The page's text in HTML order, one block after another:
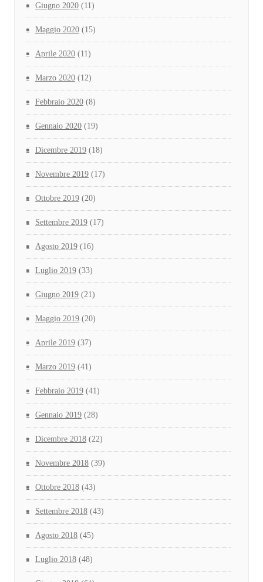
Giugno 2020 (11)
Maggio 2020 (15)
Aprile 2020 (11)
Marzo 2020 (12)
Febbraio 2020 (8)
Gennaio 2020 (19)
Dicembre 2019 (18)
Novembre 2019 (17)
Ottobre 2019 (20)
Settembre 2019 (17)
Agosto 2019 (16)
Luglio 2019 (33)
Giugno 2019 (21)
Maggio 2019 (20)
Aprile 2019 (37)
Marzo 2019 (41)
Febbraio 2019 (41)
Gennaio 2019 (28)
Dicembre 2018 (22)
Novembre 2018 (39)
Ottobre 2018 (43)
Settembre 2018 (43)
Agosto 2018 (45)
Luglio 2018 (48)